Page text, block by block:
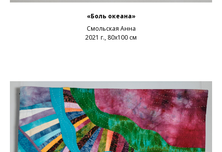
«Боль океана»
Смольская Анна
2021 г., 80х100 см